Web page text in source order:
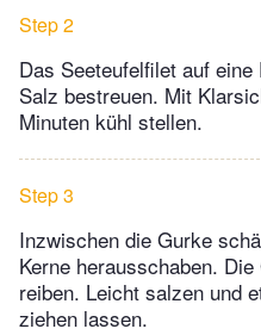
Step 2
Das Seeteufelfilet auf
Salz bestreuen. Mit
Minuten kühl stellen.
Step 3
Inzwischen die Gurke
Kerne herausschaben.
reiben. Leicht salzen und
ziehen lassen.